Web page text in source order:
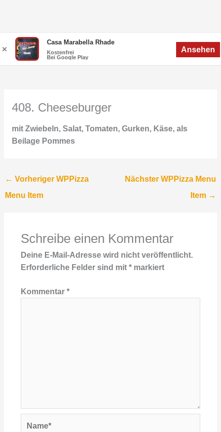
Zum
Inhalt
springen
Menü
Menü
408. Cheeseburger
mit Zwiebeln, Salat, Tomaten, Gurken, Käse, als
Beilage Pommes
← Vorheriger WPPizza
Menu Item
Nächster WPPizza Menu
Item →
Schreibe einen Kommentar
Deine E-Mail-Adresse wird nicht veröffentlicht.
Erforderliche Felder sind mit *markiert
Kommentar *
✕
Casa Marabella Rhade
Kostenfrei
Bei Google Play
Ansehen